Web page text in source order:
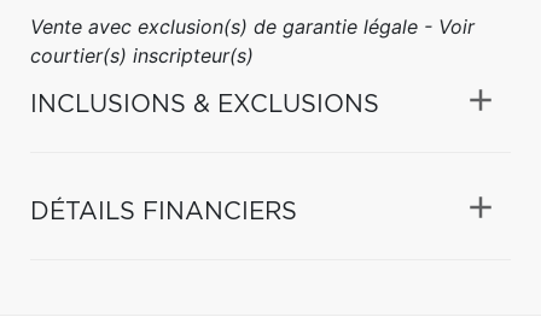
Vente avec exclusion(s) de garantie légale - Voir
courtier(s) inscripteur(s)
INCLUSIONS & EXCLUSIONS
DÉTAILS FINANCIERS